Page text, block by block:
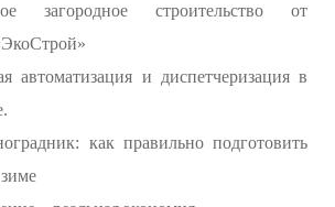
загородное строительство от
автоматизация и диспетчеризация в
как правильно подготовить